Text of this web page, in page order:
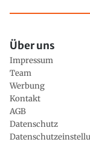
Über uns
Impressum
Team
Werbung
Kontakt
AGB
Datenschutz